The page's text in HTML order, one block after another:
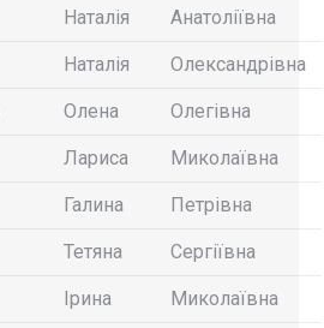
Наталія Анатоліївна
Наталія Олександрівна
Олена Олегівна
Лариса Миколаївна
Галина Петрівна
Тетяна Сергіївна
Ірина Миколаївна